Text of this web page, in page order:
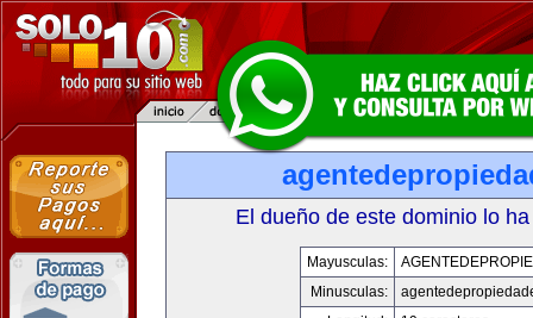
El dueño de este dominio lo
Mayusculas:
Minusculas: